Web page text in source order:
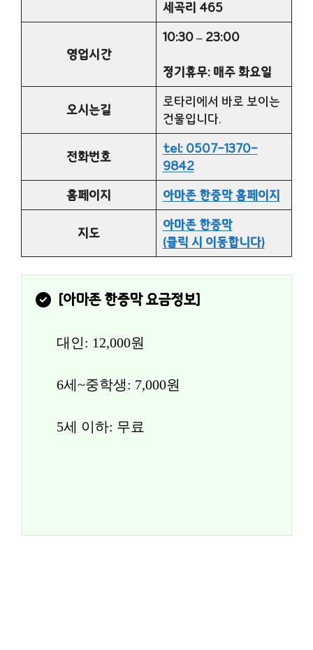
세곡리 465
영업시간
10:30 – 23:00
정기휴무: 매주 화요일
오시는길
로타리에서 바로 보이는
건물입니다.
전화번호
tel: 0507-1370-
9842
홈페이지
아마존 한증막 홈페이지
지도
아마존 한증막
(클릭 시 이동합니다)
[아마존 한증막 요금정보]
대인: 12,000원
6세~중학생: 7,000원
5세 이하: 무료